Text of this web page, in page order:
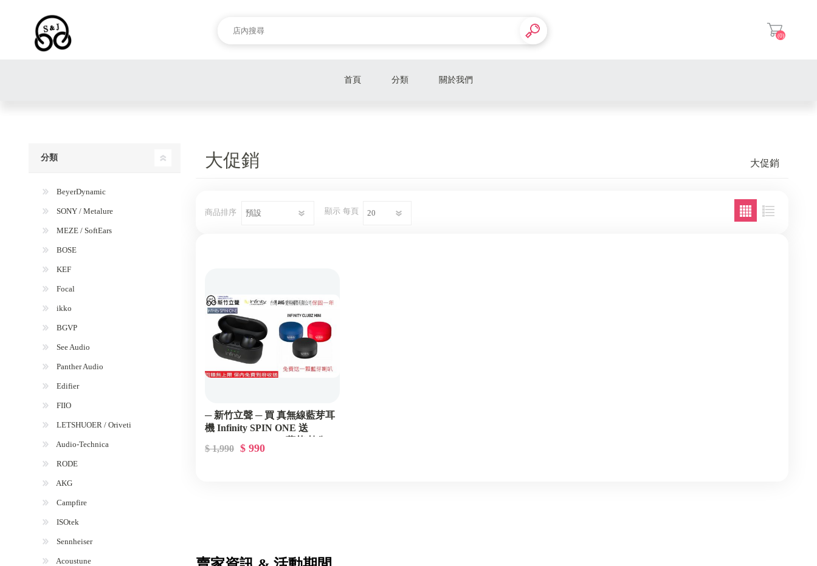
(0)
首頁 分類
KEF
關於我們
大促銷 大促銷
商品排序 顯示 每頁
─ 新竹立聲 ─ 買 真無線藍芽耳
機 Infinity SPIN ONE 送
$ 1,990 $ 990
分類
BeyerDynamic
SONY / Metalure
MEZE / SoftEars
BOSE
KEF
Focal
ikko
BGVP
See Audio
Panther Audio
Edifier
FIIO
LETSHUOER / Oriveti
Audio-Technica
RODE
AKG
Campfire
ISOtek
Sennheiser
Acoustune